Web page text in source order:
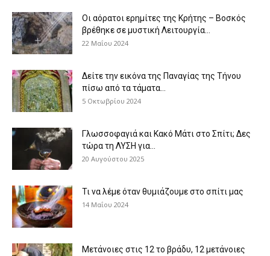
Οι αόρατοι ερημίτες της Κρήτης – Βοσκός
βρέθηκε σε μυστική Λειτουργία...
22 Μαΐου 2024
Δείτε την εικόνα της Παναγίας της Τήνου
πίσω από τα τάματα...
5 Οκτωβρίου 2024
Γλωσσοφαγιά και Κακό Μάτι στο Σπίτι; Δες
τώρα τη ΛΥΣΗ για...
20 Αυγούστου 2025
Τι να λέμε όταν θυμιάζουμε στο σπίτι μας
14 Μαΐου 2024
Μετάνοιες στις 12 το βράδυ, 12 μετάνοιες